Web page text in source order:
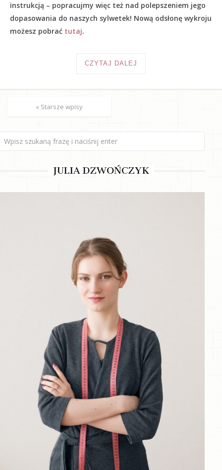
instrukcją – popracujmy więc też nad polepszeniem jego
dopasowania do naszych sylwetek! Nową odsłonę wykroju
możesz pobrać tutaj.
CZYTAJ DALEJ
« Starsze wpisy
JULIA DZWOŃCZYK